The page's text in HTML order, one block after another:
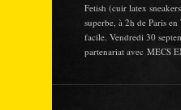
Fetish (cuir latex
superbe, à 2h de Paris
facile. Vendredi 30
partenariat avec MECS